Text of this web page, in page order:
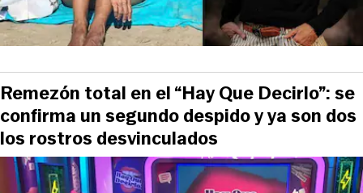
Remezón total en el “Hay Que Decirlo”: se
confirma un segundo despido y ya son dos
los rostros desvinculados